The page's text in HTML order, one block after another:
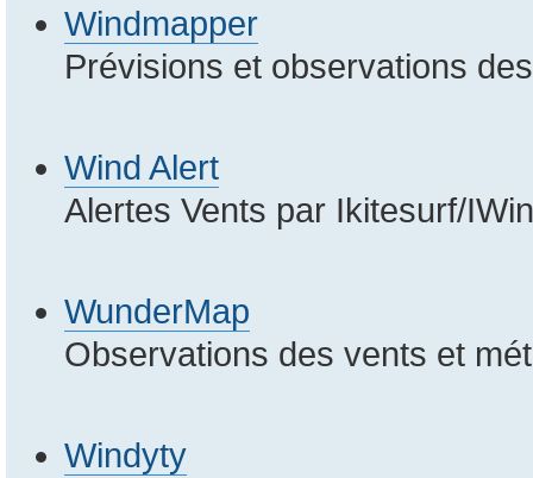
Windmapper
Prévisions et observations
Wind Alert
Alertes Vents par Ikitesurf/
WunderMap
Observations des vents et
Windyty